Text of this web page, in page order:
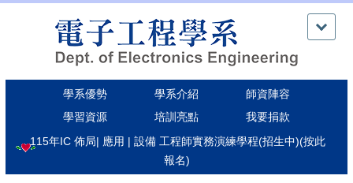
內
學系優勢 學系介紹
師資陣容
學習資源
培訓亮點
我要捐款
115年IC 佈局| 應用 | 設備 工程師實務演練學程(招生中)(按此
報名)